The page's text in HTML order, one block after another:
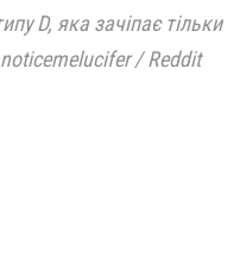
D, яка зачіпає тільки
/ Reddit